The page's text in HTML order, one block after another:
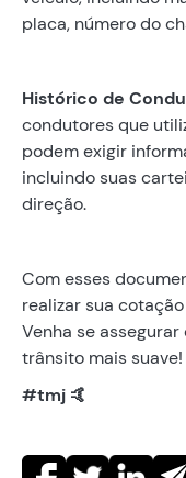
placa, número do
Histórico de
condutores que
podem exigir
incluindo suas
direção.
Com esses
realizar sua
Venha se
trânsito mais suave!
#tmj 🤙